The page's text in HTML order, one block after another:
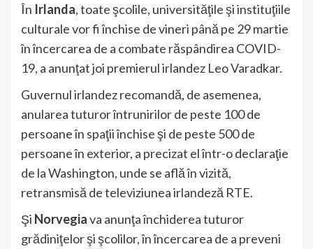
În Irlanda, toate şcolile, universităţile şi instituţiile
culturale vor fi închise de vineri până pe 29 martie
în încercarea de a combate răspândirea COVID-
19, a anunţat joi premierul irlandez Leo Varadkar.
Guvernul irlandez recomandă, de asemenea,
anularea tuturor întrunirilor de peste 100 de
persoane în spaţii închise şi de peste 500 de
persoane în exterior, a precizat el într-o declaraţie
de la Washington, unde se află în vizită,
retransmisă de televiziunea irlandeză RTE.
Şi Norvegiava anunţa închiderea tuturor
grădiniţelor şi şcolilor, în încercarea de a preveni